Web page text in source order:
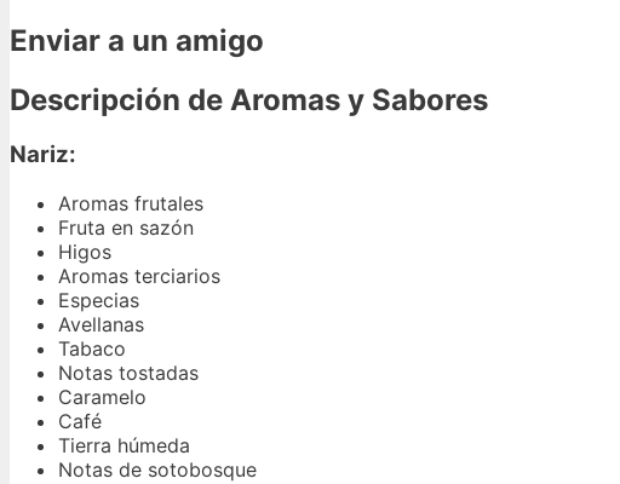
Enviar a un amigo
Descripción de Aromas y Sabores
Nariz:
Aromas frutales
Fruta en sazón
Higos
Aromas terciarios
Especias
Avellanas
Tabaco
Notas tostadas
Caramelo
Café
Tierra húmeda
Notas de sotobosque